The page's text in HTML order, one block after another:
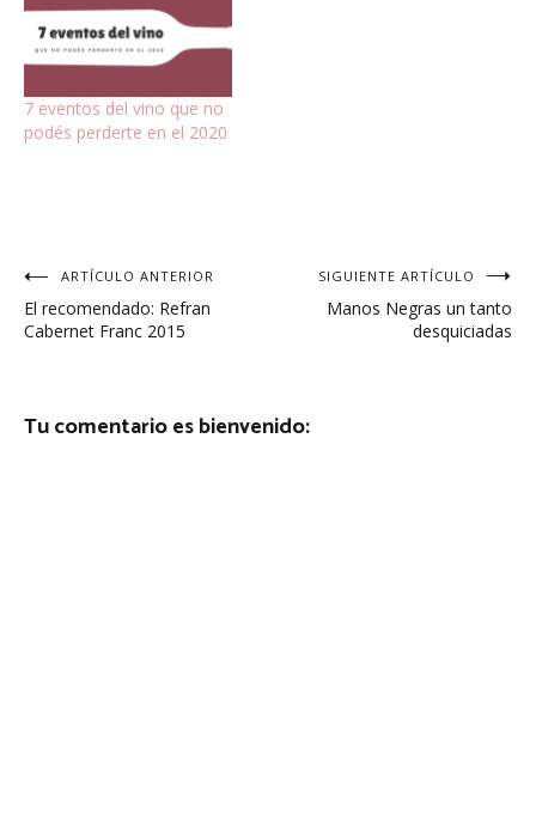
7 eventos del vino que no
podés perderte en el 2020
Navegación
de
ARTÍCULO ANTERIOR
El recomendado: Refran
Cabernet Franc 2015
SIGUIENTE ARTÍCULO
Manos Negras un tanto
desquiciadas
Tu comentario es bienvenido: